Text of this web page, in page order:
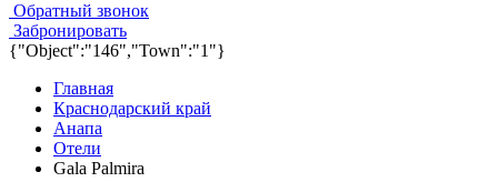
Обратный звонок
Забронировать
{"Object":"146","Town":"1"}
Главная
Краснодарский край
Анапа
Отели
Gala Palmira